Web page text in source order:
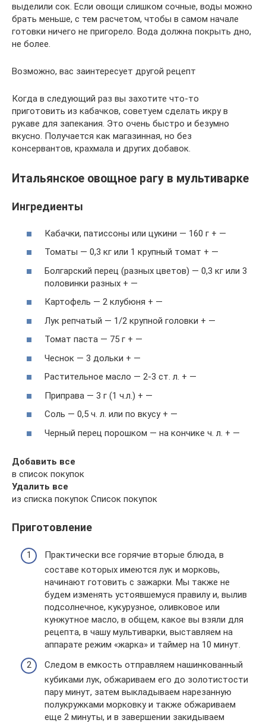
выделили сок. Если овощи слишком сочные, воды можно
брать меньше, с тем расчетом, чтобы в самом начале
готовки ничего не пригорело. Вода должна покрыть дно,
не более.
Возможно, вас заинтересует другой рецепт
Когда в следующий раз вы захотите что-то
приготовить из кабачков, советуем сделать икру в
рукаве для запекания. Это очень быстро и безумно
вкусно. Получается как магазинная, но без
консервантов, крахмала и других добавок.
Итальянское овощное рагу в мультиварке
Ингредиенты
Кабачки, патиссоны или цукини — 160 г + —
Томаты — 0,3 кг или 1 крупный томат + —
Болгарский перец (разных цветов) — 0,3 кг или 3
половинки разных + —
Картофель — 2 клубюня + —
Лук репчатый — 1/2 крупной головки + —
Томат паста — 75 г + —
Чеснок — 3 дольки + —
Растительное масло — 2-3 ст. л. + —
Приправа — 3 г (1 ч.л.) + —
Соль — 0,5 ч. л. или по вкусу + —
Черный перец порошком — на кончике ч. л. + —
Добавить все
в список покупок
Удалить все
из списка покупок Список покупок
Приготовление
Практически все горячие вторые блюда, в
составе которых имеются лук и морковь,
начинают готовить с зажарки. Мы также не
будем изменять устоявшемуся правилу и, вылив
подсолнечное, кукурузное, оливковое или
кунжутное масло, в общем, какое вы взяли для
рецепта, в чашу мультиварки, выставляем на
аппарате режим «жарка» и таймер на 10 минут.
Следом в емкость отправляем нашинкованный
кубиками лук, обжариваем его до золотистости
пару минут, затем выкладываем нарезанную
полукружками морковку и также обжариваем
еще 2 минуты, и в завершении закидываем